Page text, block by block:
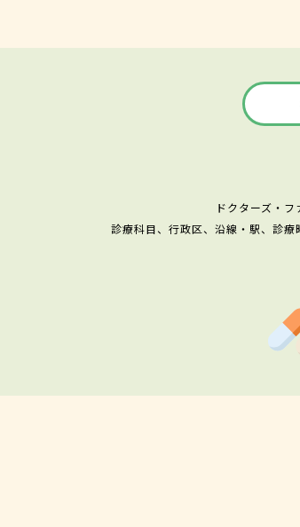
ドクターズ・
診療科目、行政区、沿線・駅、診